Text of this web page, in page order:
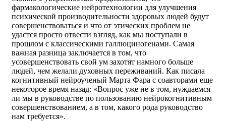
фармакологические нейротехнологии для улучшения
психической производительности здоровых людей будут
совершенствоваться и что от этических проблем не
удастся просто отвести взгляд, как мы поступали в
прошлом с классическими галлюциногенами. Самая
важная разница заключается в том, что
усовершенствовать свой ум захотят намного больше
людей, чем желали духовных переживаний. Как писала
когнитивный нейроученый Марта Фара с соавторами еще
некоторое время назад: «Вопрос уже не в том, нуждаемся
ли мы в руководстве по пользованию нейрокогнитивным
совершенствованием, а в том, какого рода руководство
нам требуется».